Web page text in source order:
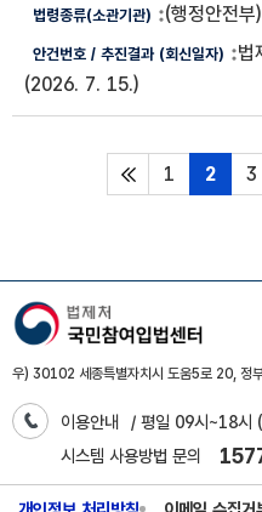
(행정안전부)
법
(2026. 7. 15.)
처음페이지
1 2 3
우) 30102 세종특별자치시 도움5로 20, 정
이용안내
/ 평일 09시~18시
시스템 사용방법 문의